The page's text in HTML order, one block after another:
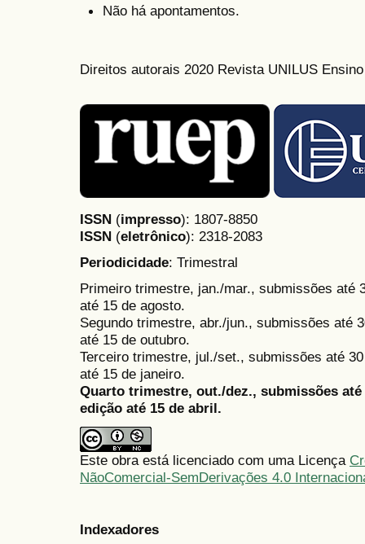
Não há apontamentos.
Direitos autorais 2020 Revista UNILUS
ISSN (impresso): 1807-8850
ISSN (eletrônico): 2318-2083
Periodicidade: Trimestral
Primeiro trimestre, jan./mar., submissões até
até 15 de agosto.
Segundo trimestre, abr./jun., submissões até
até 15 de outubro.
Terceiro trimestre, jul./set., submissões até
até 15 de janeiro.
Quarto trimestre, out./dez., submissões
edição até 15 de abril.
Este obra está licenciado com uma Licença
NãoComercial-SemDerivações 4.0
Indexadores